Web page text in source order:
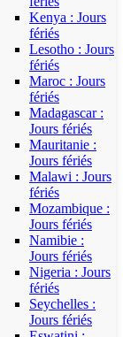
Kenya : Jours
fériés
Lesotho : Jours
fériés
Maroc : Jours
fériés
Madagascar :
Jours fériés
Mauritanie :
Jours fériés
Malawi : Jours
fériés
Mozambique :
Jours fériés
Namibie :
Jours fériés
Nigeria : Jours
fériés
Seychelles :
Jours fériés